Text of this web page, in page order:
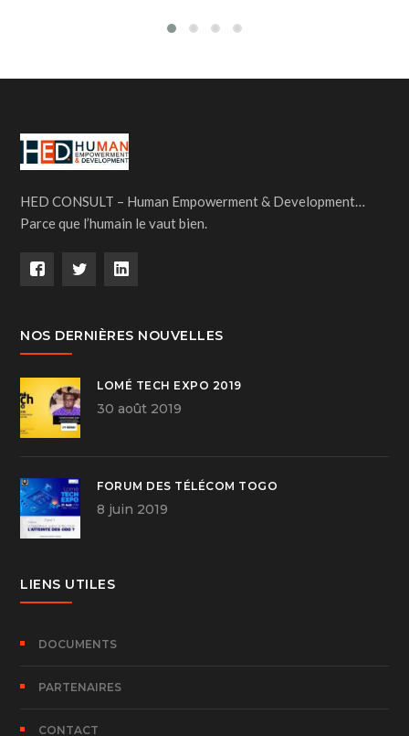
HED CONSULT – Human Empowerment & Development…
Parce que l’humain le vaut bien.
NOS DERNIÈRES NOUVELLES
LOMÉ TECH EXPO 2019
30 août 2019
FORUM DES TÉLÉCOM TOGO
8 juin 2019
LIENS UTILES
DOCUMENTS
PARTENAIRES
CONTACT